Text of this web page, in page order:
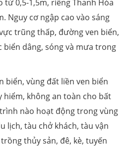
từ 0,5-1,5m, riêng Thanh Hóa
Nguy cơ ngập cao vào sáng
trũng thấp, đường ven biển,
biển dâng, sóng và mưa trong
biển, vùng đất liền ven biển
hiểm, không an toàn cho bất
nào hoạt động trong vùng
lịch, tàu chở khách, tàu vận
thủy sản, đê, kè, tuyến